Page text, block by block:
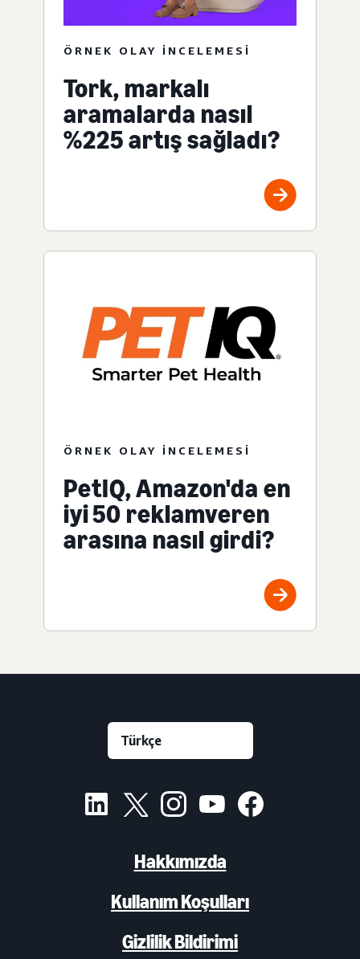
ÖRNEK OLAY INCELEMESI
Tork, markalı
aramalarda nasıl
%225 artış sağladı?
ÖRNEK OLAY INCELEMESI
PetIQ, Amazon'da en
iyi 50 reklamveren
arasına nasıl girdi?
Hakkımızda
Kullanım Koşulları
Gizlilik Bildirimi